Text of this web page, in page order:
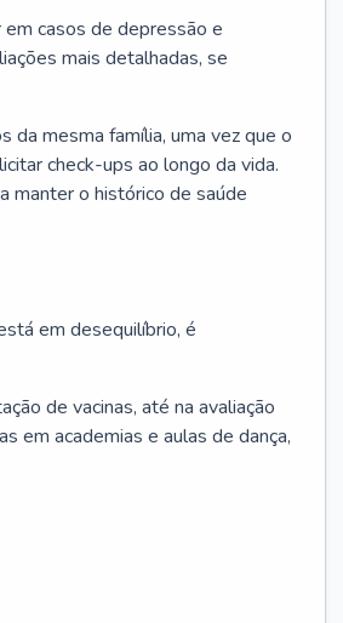
casos de depressão e
mais detalhadas, se
da mesma família, uma vez que o
check-ups ao longo da vida.
manter o histórico de saúde
em desequilíbrio, é
de vacinas, até na avaliação
em academias e aulas de dança,